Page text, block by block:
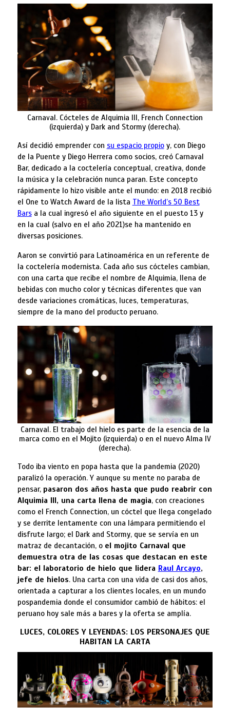
Carnaval. Cócteles de Alquimia III, French Connection
(izquierda) y Dark and Stormy (derecha).
Así decidió emprender con su espacio propioy, con Diego
de la Puente y Diego Herrera como socios, creó Carnaval
Bar, dedicado a la coctelería conceptual, creativa, donde
la música y la celebración nunca paran. Este concepto
rápidamente lo hizo visible ante el mundo: en 2018 recibió
el One to Watch Award de la lista The World’s 50 Best
Barsa la cual ingresó el año siguiente en el puesto 13 y
en la cual (salvo en el año 2021)se ha mantenido en
diversas posiciones.
Aaron se convirtió para Latinoamérica en un referente de
la coctelería modernista. Cada año sus cócteles cambian,
con una carta que recibe el nombre de Alquimia, llena de
bebidas con mucho color y técnicas diferentes que van
desde variaciones cromáticas, luces, temperaturas,
siempre de la mano del producto peruano.
Carnaval. El trabajo del hielo es parte de la esencia de la
marca como en el Mojito (izquierda) o en el nuevo Alma IV
(derecha).
Todo iba viento en popa hasta que la pandemia (2020)
paralizó la operación. Y aunque su mente no paraba de
pensar, pasaron dos años hasta que pudo reabrir con
Alquimia III, una carta llena de magia, con creaciones
como el French Connection, un cóctel que llega congelado
y se derrite lentamente con una lámpara permitiendo el
disfrute largo; el Dark and Stormy, que se servía en un
matraz de decantación, o el mojito Carnaval que
demuestra otra de las cosas que destacan en este
bar: el laboratorio de hielo que lidera Raul Arcayo,
jefe de hielos. Una carta con una vida de casi dos años,
orientada a capturar a los clientes locales, en un mundo
pospandemia donde el consumidor cambió de hábitos: el
peruano hoy sale más a bares y la oferta se amplía.
LUCES, COLORES Y LEYENDAS: LOS PERSONAJES QUE
HABITAN LA CARTA